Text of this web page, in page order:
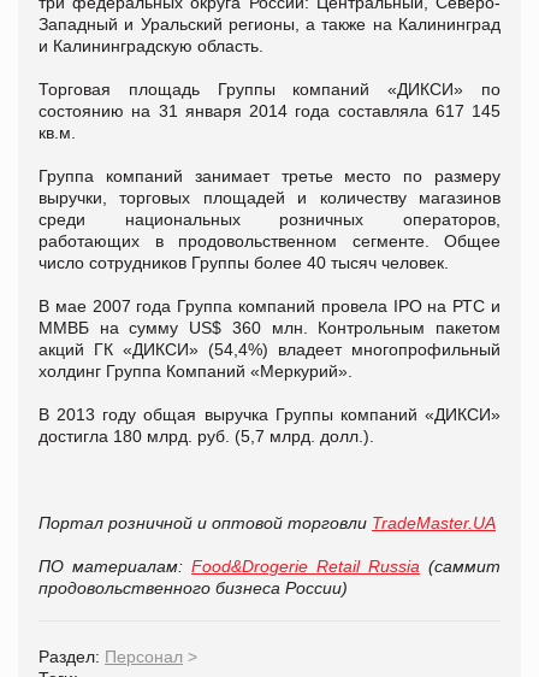
Западный и Уральский регионы, а также на Калининград
и Калининградскую область.
Торговая площадь Группы компаний «ДИКСИ» по
состоянию на 31 января 2014 года составляла 617 145
кв.м.
Группа компаний занимает третье место по размеру
выручки, торговых площадей и количеству магазинов
среди национальных розничных операторов,
работающих в продовольственном сегменте. Общее
число сотрудников Группы более 40 тысяч человек.
В мае 2007 года Группа компаний провела IPO на РТС и
ММВБ на сумму US$ 360 млн. Контрольным пакетом
акций ГК «ДИКСИ» (54,4%) владеет многопрофильный
холдинг Группа Компаний «Меркурий».
В 2013 году общая выручка Группы компаний «ДИКСИ»
достигла 180 млрд. руб. (5,7 млрд. долл.).
Портал розничной и оптовой торговли TradeMaster.UA
ПО материалам: Food&Drogerie Retail Russia (саммит
продовольственного бизнеса России)
Раздел: Персонал >